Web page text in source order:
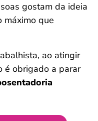
gostam da ideia
máximo que
ao atingir
é obrigado a parar